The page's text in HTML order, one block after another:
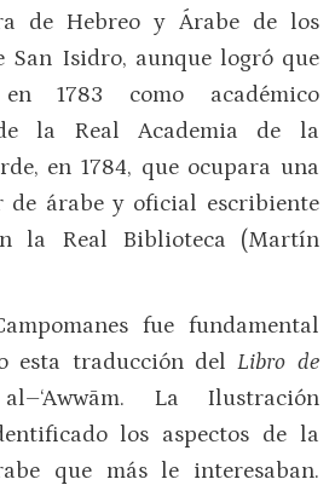
de Hebreo y Árabe de los
San Isidro, aunque logró que
1783 como académico
la Real Academia de la
en 1784, que ocupara una
de árabe y oficial escribiente
la Real Biblioteca (Martín
fue fundamental
esta traducción delLibro de
La Ilustración
los aspectos de la
que más le interesaban.